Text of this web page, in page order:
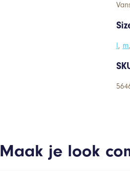
l, m,
Maak je look